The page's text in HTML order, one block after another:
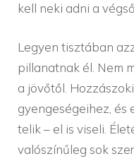
kell neki adni a
Legyen tisztában
pillanatnak él. Nem
a jövőtől.
gyengeségeihez, és
telik – el is viseli.
valószínűleg sok